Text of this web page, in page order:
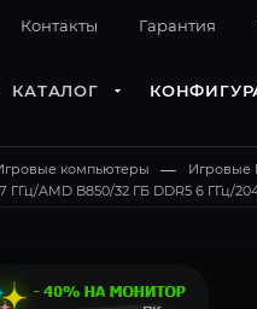
Контакты Гарантия
КАТАЛОГ
компьютеры — Игровые
AMD B850/32 ГБ DDR5 6 ГГц/